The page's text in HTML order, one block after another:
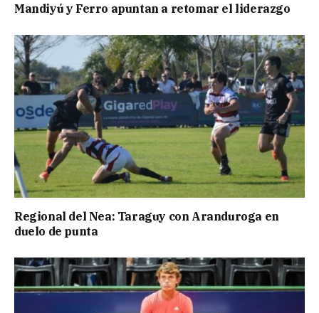
Mandiyú y Ferro apuntan a retomar el liderazgo
Regional del Nea: Taraguy con Aranduroga en
duelo de punta